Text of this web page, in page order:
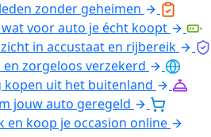
zonder geheimen
voor auto je écht koopt
in accustaat en rijbereik
en zorgeloos verzekerd
kopen uit het buitenland
jouw auto geregeld
en koop je occasion online